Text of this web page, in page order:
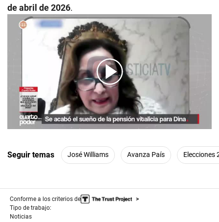
de abril de 2026.
00:00/05:58
Seguir temas José Williams Avanza País Elecciones
Conforme a los criterios de
Tipo de trabajo:
Noticias